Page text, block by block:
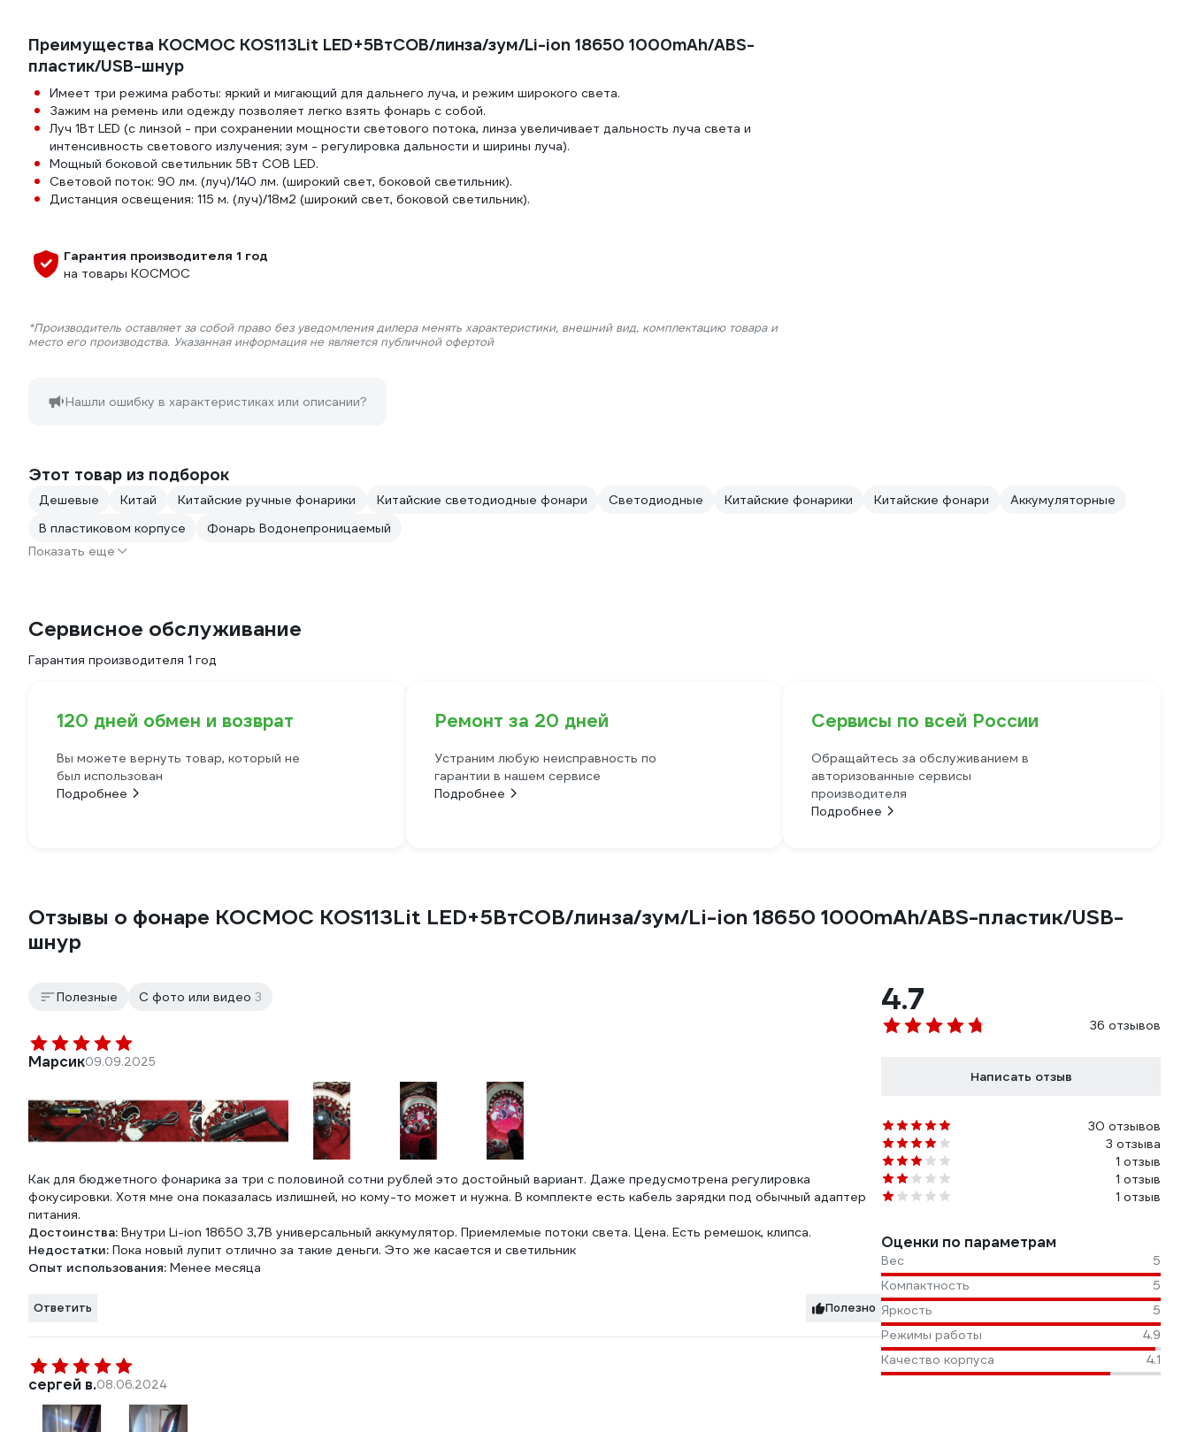
Преимущества КОСМОС KOS113Lit LED+5ВтCOB/линза/зум/Li-ion 18650 1000mAh/ABS-
пластик/USB-шнур
Имеет три режима работы: яркий и мигающий для дальнего луча, и режим широкого света.
Зажим на ремень или одежду позволяет легко взять фонарь с собой.
Луч 1Вт LED (с линзой - при сохранении мощности светового потока, линза увеличивает дальность луча света и
интенсивность светового излучения; зум - регулировка дальности и ширины луча).
Мощный боковой светильник 5Вт COB LED.
Световой поток: 90 лм. (луч)/140 лм. (широкий свет, боковой светильник).
Дистанция освещения: 115 м. (луч)/18м2 (широкий свет, боковой светильник).
Гарантия производителя 1 год
на товары КОСМОС
*Производитель оставляет за собой право без уведомления дилера менять характеристики, внешний вид, комплектацию товара и
место его производства. Указанная информация не является публичной офертой
Нашли ошибку в характеристиках или описании?
Этот товар из подборок
Дешевые Китай Китайские ручные фонарики Китайские светодиодные фонари Светодиодные Китайские фонарики Китайские фонари
Аккумуляторные
В пластиковом корпусе
Фонарь Водонепроницаемый
Показать еще
Сервисное обслуживание
Гарантия производителя 1 год
120 дней обмен и возврат
Вы можете вернуть товар, который не
был использован
Подробнее
Ремонт за 20 дней
Устраним любую неисправность по
гарантии в нашем сервисе
Подробнее
Сервисы по всей России
Обращайтесь за обслуживанием в
авторизованные сервисы
производителя
Подробнее
Отзывы о фонаре КОСМОС KOS113Lit LED+5ВтCOB/линза/зум/Li-ion 18650 1000mAh/ABS-пластик/USB-
шнур
4.7
36 отзывов
Написать отзыв
30 отзывов
3 отзыва
1 отзыв
1 отзыв
1 отзыв
Оценки по параметрам
Вес
5
Компактность
5
Яркость
5
Режимы работы
4.9
Качество корпуса
4.1
Полезные С фото или видео 3
Марсик09.09.2025
Как для бюджетного фонарика за три с половиной сотни рублей это достойный вариант. Даже предусмотрена регулировка
фокусировки. Хотя мне она показалась излишней, но кому-то может и нужна. В комплекте есть кабель зарядки под обычный адаптер
питания.
Достоинства: Внутри Li-ion 18650 3,7В универсальный аккумулятор. Приемлемые потоки света. Цена. Есть ремешок, клипса.
Недостатки: Пока новый лупит отлично за такие деньги. Это же касается и светильник
Опыт использования: Менее месяца
Ответить Полезно
сергей в.08.06.2024